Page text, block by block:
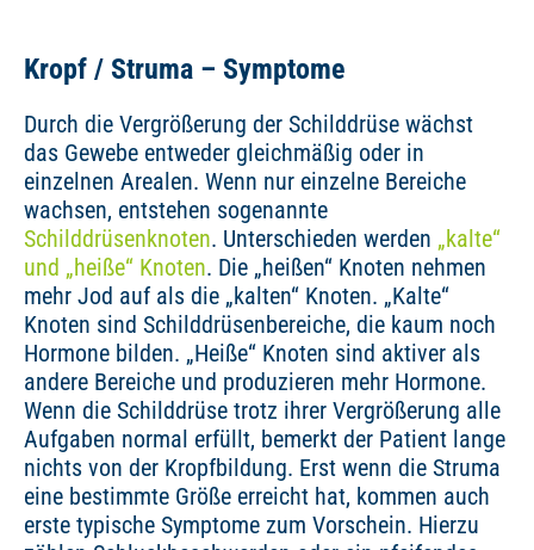
Kropf / Struma – Symptome
Durch die Vergrößerung der Schilddrüse wächst
das Gewebe entweder gleichmäßig oder in
einzelnen Arealen. Wenn nur einzelne Bereiche
wachsen, entstehen sogenannte
Schilddrüsenknoten. Unterschieden werden „kalte“
und „heiße“ Knoten. Die „heißen“ Knoten nehmen
mehr Jod auf als die „kalten“ Knoten. „Kalte“
Knoten sind Schilddrüsenbereiche, die kaum noch
Hormone bilden. „Heiße“ Knoten sind aktiver als
andere Bereiche und produzieren mehr Hormone.
Wenn die Schilddrüse trotz ihrer Vergrößerung alle
Aufgaben normal erfüllt, bemerkt der Patient lange
nichts von der Kropfbildung. Erst wenn die Struma
eine bestimmte Größe erreicht hat, kommen auch
erste typische Symptome zum Vorschein. Hierzu